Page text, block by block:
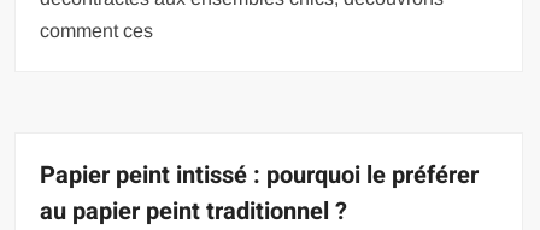
comment ces
Papier peint intissé : pourquoi le préférer
au papier peint traditionnel ?